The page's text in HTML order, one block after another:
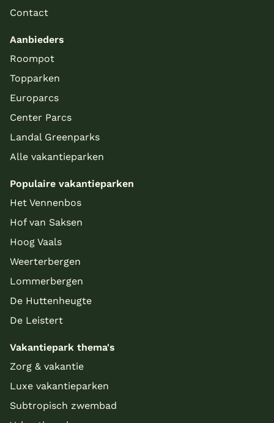
Contact
Aanbieders
Roompot
Topparken
Europarcs
Center Parcs
Landal Greenparks
Alle vakantieparken
Populaire vakantieparken
Het Vennenbos
Hof van Saksen
Hoog Vaals
Weerterbergen
Lommerbergen
De Huttenheugte
De Leistert
Vakantiepark thema's
Zorg & vakantie
Luxe vakantieparken
Subtropisch zwembad